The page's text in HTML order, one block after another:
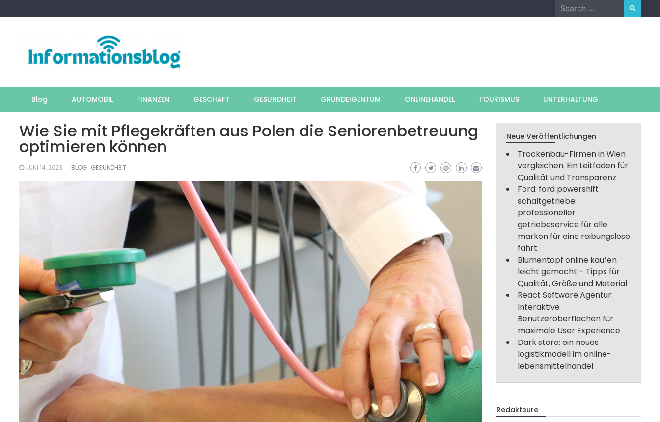
to
Search
for:
Blog AUTOMOBIL FINANZEN GESCHÄFT GESUNDHEIT GRUNDEIGENTUM ONLINEHANDEL TOURISMUS UNTERHALTUNG
Wie Sie mit Pflegekräften aus Polen die Seniorenbetreuung
optimieren können
JUNI 14, 2023 BLOG GESUNDHEIT
Neue Veröffentlichungen
Trockenbau-Firmen in Wien
vergleichen: Ein Leitfaden für
Qualität und Transparenz
Ford: ford powershift
schaltgetriebe:
professioneller
getriebeservice für alle
marken für eine reibungslose
fahrt
Blumentopf online kaufen
leicht gemacht – Tipps für
Qualität, Größe und Material
React Software Agentur:
Interaktive
Benutzeroberflächen für
maximale User Experience
Dark store: ein neues
logistikmodell im online-
lebensmittelhandel
Redakteure